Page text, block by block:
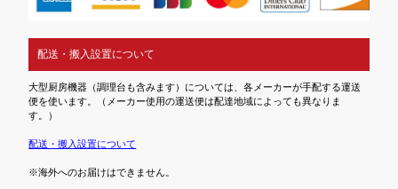
配送・搬入設置について
大型厨房機器（調理台も含みます）については、各メーカーが手配する運送
便を使います。（メーカー使用の運送便は配達地域によっても異なりま
す。）
配送・搬入設置について
※海外へのお届けはできません。